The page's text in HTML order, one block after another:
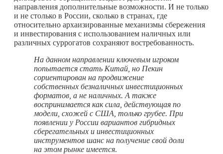
направления дополнительные возможности. И не только
и не столько в России, сколько в странах, где
относительно архаизированные механизмы сбережения
и инвестирования с использованием наличных или
различных суррогатов сохраняют востребованность.
На данном направлении ключевым игроком
попытается стать Китай, но Пекин
сориентирован на продвижение
собственных безналичных инвестиционных
форматов, а не наличных. А также
воспринимается как сила, действующая по
модели, схожей с США, только грубее. При
появлении у России вариантов гибридных
сберегательных и инвестиционных
инструментов шанс на получение свой доли
на этом рынке имеется.